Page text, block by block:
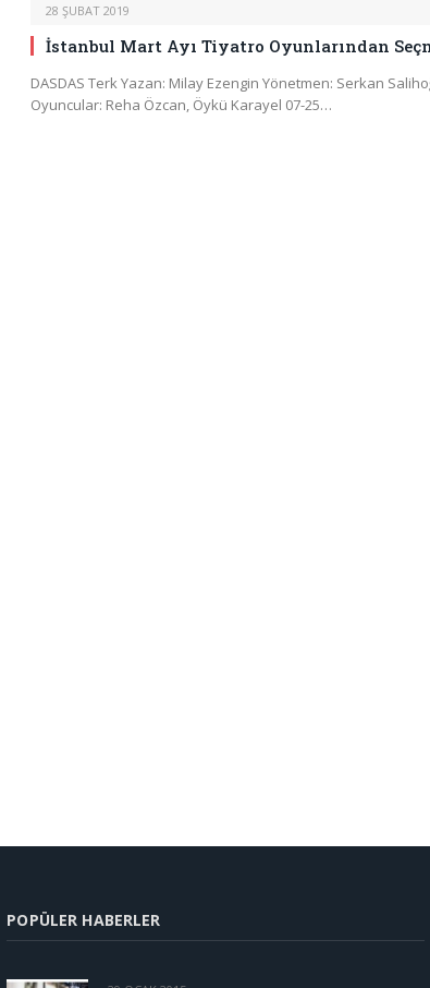
28 ŞUBAT 2019
İstanbul Mart Ayı Tiyatro Oyunlarından
DASDAS Terk Yazan: Milay Ezengin Yönetmen: Serkan
Oyuncular: Reha Özcan, Öykü Karayel 07-25…
POPÜLER HABERLER